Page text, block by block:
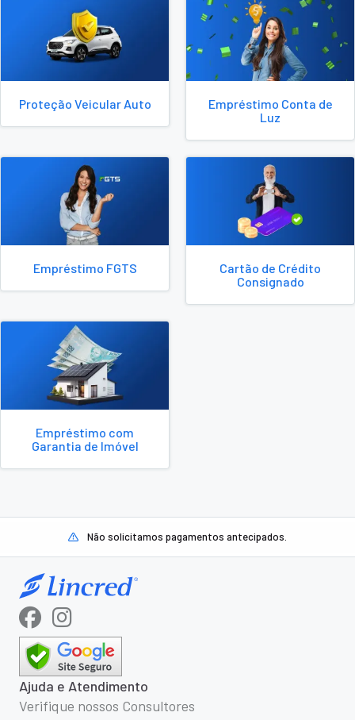
Proteção Veicular Auto
Empréstimo Conta de
Luz
Empréstimo FGTS
Cartão de Crédito
Consignado
Empréstimo com
Garantia de Imóvel
Não solicitamos pagamentos antecipados.
Ajuda e Atendimento
Verifique nossos Consultores